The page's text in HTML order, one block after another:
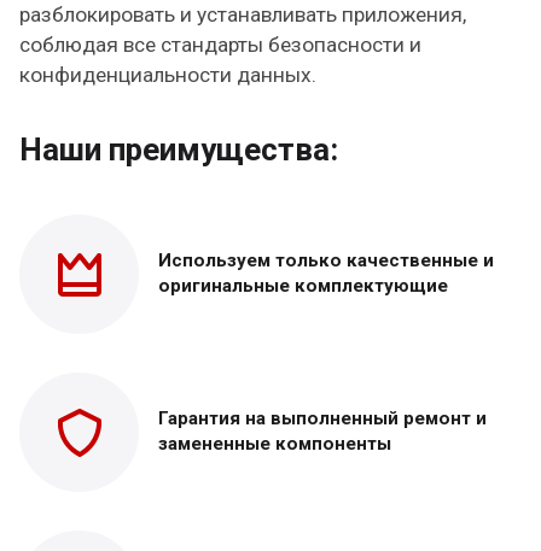
разблокировать и устанавливать приложения,
соблюдая все стандарты безопасности и
конфиденциальности данных.
Наши преимущества:
Используем только качественные и
оригинальные комплектующие
Гарантия на выполненный ремонт и
замененные компоненты